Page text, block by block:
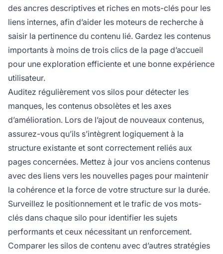
des ancres descriptives et riches en mots-clés pour les
liens internes, afin d’aider les moteurs de recherche à
saisir la pertinence du contenu lié. Gardez les contenus
importants à moins de trois clics de la page d’accueil
pour une exploration efficiente et une bonne expérience
utilisateur.
Auditez régulièrement vos silos pour détecter les
manques, les contenus obsolètes et les axes
d’amélioration. Lors de l’ajout de nouveaux contenus,
assurez-vous qu’ils s’intègrent logiquement à la
structure existante et sont correctement reliés aux
pages concernées. Mettez à jour vos anciens contenus
avec des liens vers les nouvelles pages pour maintenir
la cohérence et la force de votre structure sur la durée.
Surveillez le positionnement et le trafic de vos mots-
clés dans chaque silo pour identifier les sujets
performants et ceux nécessitant un renforcement.
Comparer les silos de contenu avec d’autres stratégies